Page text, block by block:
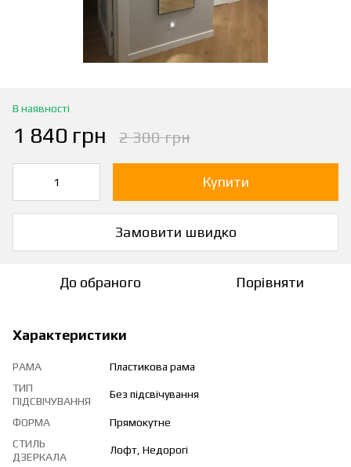
В наявності
1 840 грн 2 300 грн
Купити
Замовити швидко
До обраного Порівняти
Характеристики
РАМА
Пластикова рама
ТИП
ПІДСВІЧУВАННЯ
Без підсвічування
ФОРМА
Прямокутне
СТИЛЬ
ДЗЕРКАЛА
Лофт, Недорогі